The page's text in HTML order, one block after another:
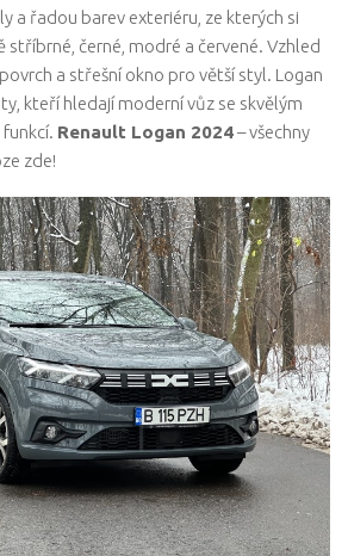
a řadou barev exteriéru, ze kterých si
černé, modré a červené. Vzhled
a střešní okno pro větší styl. Logan
kteří hledají moderní vůz se skvělým
Renault Logan 2024– všechny
zde!